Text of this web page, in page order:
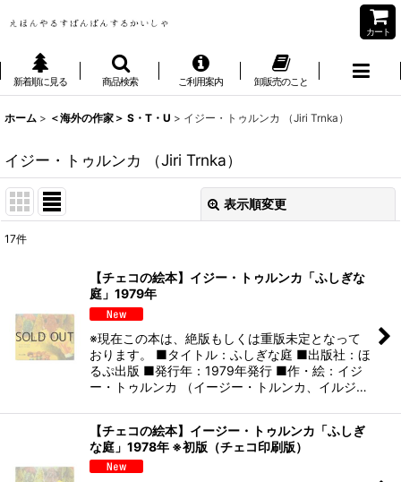
カート
新着順に見る 商品検索 ご利用案内 卸販売のこと
ホーム > ＜海外の作家＞ S・T・U > イジー・トゥルンカ （Jiri Trnka）
イジー・トゥルンカ （Jiri Trnka）
表示順変更
絞り込む
17件
【チェコの絵本】イジー・トゥルンカ「ふしぎな
庭」1979年
※現在この本は、絶版もしくは重版未定となって
おります。 ■タイトル：ふしぎな庭 ■出版社：ほ
るぷ出版 ■発行年：1979年発行 ■作・絵：イジ
ー・トゥルンカ （イージー・トルンカ、イルジ…
【チェコの絵本】イージー・トゥルンカ「ふしぎ
な庭」1978年 ※初版（チェコ印刷版）